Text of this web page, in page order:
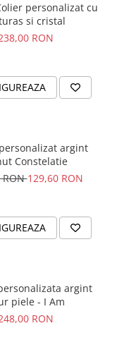
personalizat cu
si cristal
RON
argint
Constelatie
RON129,60 RON
argint
piele - I Am
RON